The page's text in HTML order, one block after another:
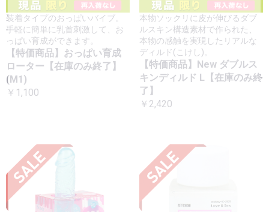
装着タイプのおっぱいバイブ。
手軽に簡単に乳首刺激して、お
っぱい育成ができます。
【特価商品】おっぱい育成
ローター【在庫のみ終了】
(M1)
￥1,100
本物ソックリに皮が伸びるダブ
ルスキン構造素材で作られた、
本物の感触を実現したリアルな
ディルド(こけし)。
【特価商品】New ダブルス
キンディルド L【在庫のみ終
了】
￥2,420